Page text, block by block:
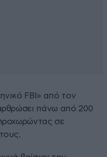
FBI» από τον
πάνω από 200
σε